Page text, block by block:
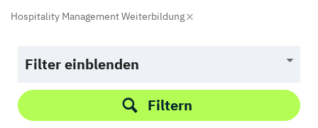
Hospitality Management Weiterbildung
Filter einblenden
Filtern